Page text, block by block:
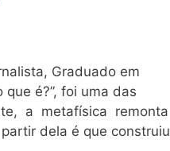
Graduado em
é?”, foi uma das
a metafísica remonta
dela é que construiu